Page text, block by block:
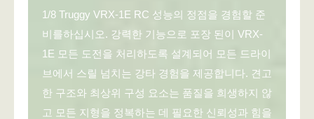
1/8 Truggy VRX-1E RC 성능의 정점을 경험할 준
비를하십시오. 강력한 기능으로 포장 된이 VRX-
1E 모든 도전을 처리하도록 설계되어 모든 드라이
브에서 스릴 넘치는 강타 경험을 제공합니다. 견고
한 구조와 최상위 구성 요소는 품질을 희생하지 않
고 모든 지형을 정복하는 데 필요한 신뢰성과 힘을